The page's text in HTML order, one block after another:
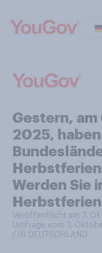
Gestern,
2025,
Werden Sie
Veröffentlicht am 7.
Umfrage vom 7.
/ IN DEUTSCHLAND